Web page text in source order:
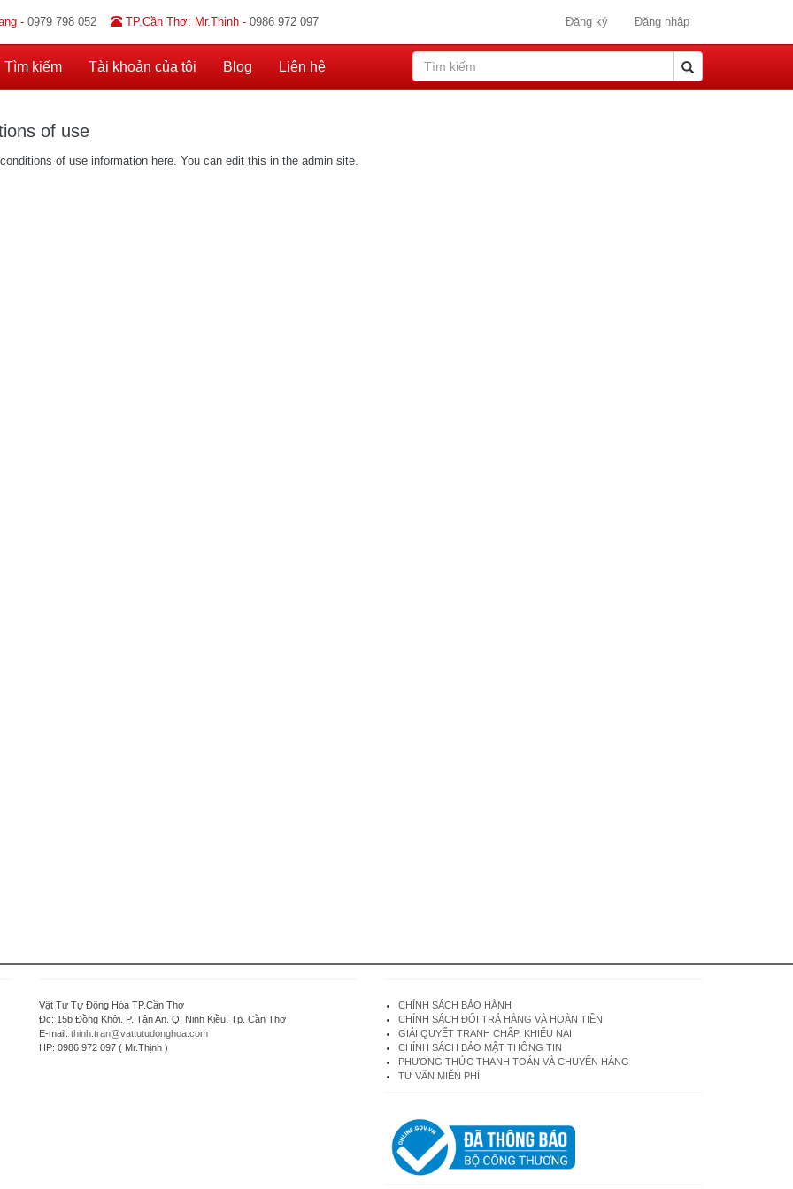
- 0979 798 052 TP.Cần Thơ: Mr.Thịnh - 0986 972 097 Đăng ký Đăng nhập
Tìm kiếm Tài khoản của tôi Blog Liên hệ
of use
of use information here. You can edit this in the admin site.
Vật Tư Tự Động Hóa TP.Cần Thơ
Đc: 15b Đồng Khởi. P. Tân An. Q. Ninh Kiều. Tp. Cần Thơ
E-mail: thinh.tran@vattutudonghoa.com
HP: 0986 972 097 ( Mr.Thịnh )
CHÍNH SÁCH BẢO HÀNH
CHÍNH SÁCH ĐỔI TRẢ HÀNG VÀ HOÀN TIỀN
GIẢI QUYẾT TRANH CHẤP, KHIẾU NẠI
CHÍNH SÁCH BẢO MẬT THÔNG TIN
PHƯƠNG THỨC THANH TOÁN VÀ CHUYỂN HÀNG
TƯ VẤN MIỄN PHÍ